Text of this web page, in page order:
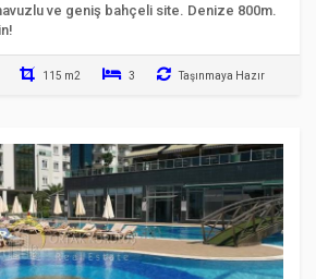
ve geniş bahçeli site. Denize 800m.
115 m2 3 Taşınmaya Hazır